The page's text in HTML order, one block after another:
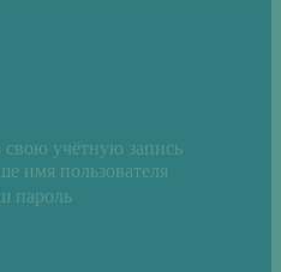
учётную запись
имя пользователя
пароль